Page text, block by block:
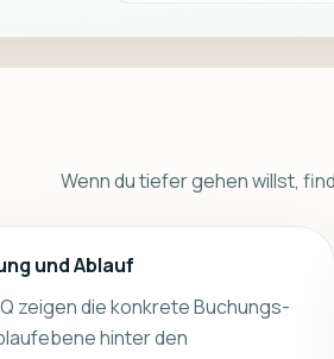
Wenn du tiefer gehen willst,
und Ablauf
zeigen die konkrete Buchungs-
hinter den